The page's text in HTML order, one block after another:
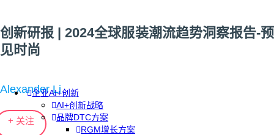
企业AI+创新
AI+创新战略
品牌DTC方案
RGM增长方案
创新研报 | 2024全球服装潮流趋势洞察报告-预
见时尚
Alexander Li
+ 关注